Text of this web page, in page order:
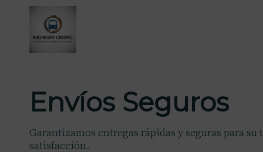
Envíos Seguros
Garantizamos entregas rápidas y seguras para
satisfacción.